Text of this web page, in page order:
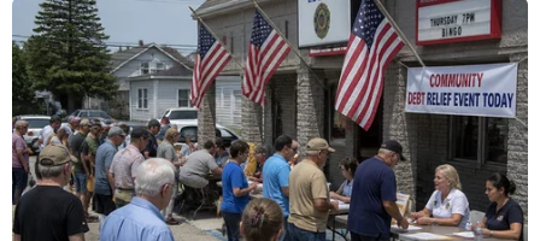
mạch 8-9 điểm
Minh Hiếu-Minh Anh
10/06/2023 10:03